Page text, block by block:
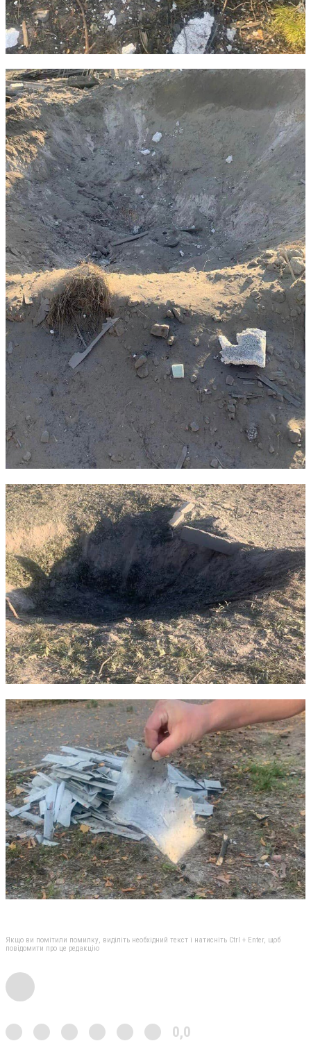
Якщо ви помітили помилку, виділіть необхідний текст і натисніть Ctrl + Enter, щоб
повідомити про це редакцію
0,0